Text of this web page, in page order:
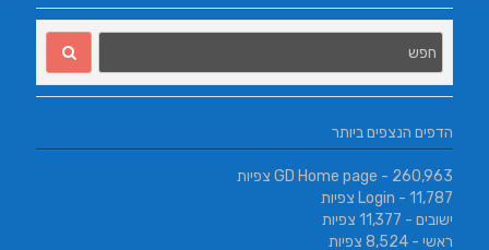
הדפים הנצפים ביותר
GD Home page - 260,963 צפיות
Login - 11,787 צפיות
ישובים - 11,377 צפיות
ראשי - 8,524 צפיות